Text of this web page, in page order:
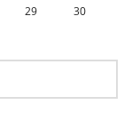
29
30